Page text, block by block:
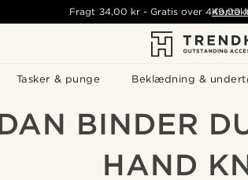
Tasker & punge Beklædning &
Fragt 34,00 kr- Gratis over 449,00
BINDER
HAND